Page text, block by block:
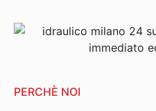
PERCHÈ NOI